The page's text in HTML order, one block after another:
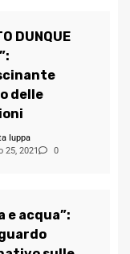
DUNQUE
delle
Iuppa
25, 2021
0
e acqua”: